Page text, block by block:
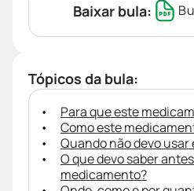
Baixar bula:
Tópicos da bula:
Para que este
Como este
Quando não devo
O que devo saber
medicamento?